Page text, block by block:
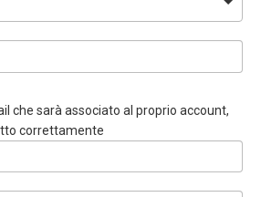
che sarà associato al proprio account,
correttamente